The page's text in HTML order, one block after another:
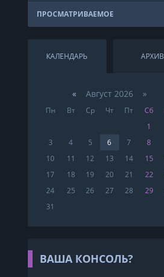
ПРОСМАТРИВАЕМОЕ
КАЛЕНДАРЬ АРХИВ
« Август 2026 »
Пн Вт Ср Чт Пт Сб
1
3
4 5 6 7 8
10
11 12 13 14 15
17
18 19 20 21 22
24
25 26 27 28 29
31
ВАША КОНСОЛЬ?